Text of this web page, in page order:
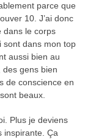
parce que
10. J’ai donc
dans le corps
sont dans mon top
aussi bien au
des gens bien
de conscience en
beaux.
Plus je deviens
inspirante. Ça